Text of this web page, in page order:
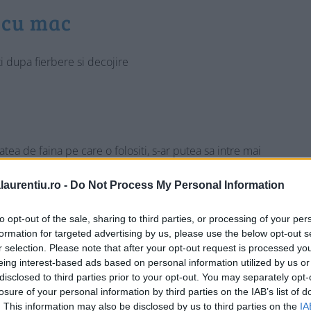
- Do Not Process My Personal Information
opt-out of the sale, sharing to third parties, or processing of your
for targeted advertising by us, please use the below opt-out
selection. Please note that after your opt-out request is processed
interest-based ads based on personal information utilized by us
to third parties prior to your opt-out. You may separately
of your personal information by third parties on the IAB’s list of
This information may also be disclosed by us to third parties on the
mac
dupa fierbere si decojire
de faina pe care o folositi, s-ar putea sa intre mai
~ // ~
zahar vanilat